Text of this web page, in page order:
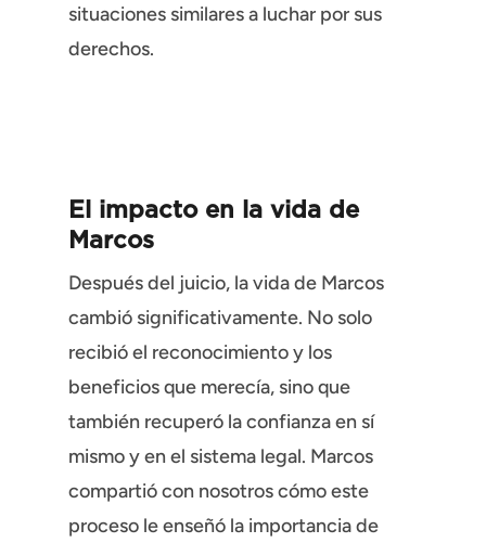
situaciones similares a luchar por sus
derechos.
El impacto en la vida de
Marcos
Después del juicio, la vida de Marcos
cambió significativamente. No solo
recibió el reconocimiento y los
beneficios que merecía, sino que
también recuperó la confianza en sí
mismo y en el sistema legal. Marcos
compartió con nosotros cómo este
proceso le enseñó la importancia de